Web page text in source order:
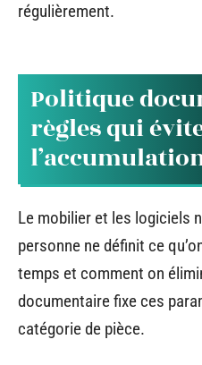
régulièrement.
Politique
règles qui
Le mobilier et les logiciels
personne ne définit ce
temps et comment on
documentaire fixe ces
catégorie de pièce.